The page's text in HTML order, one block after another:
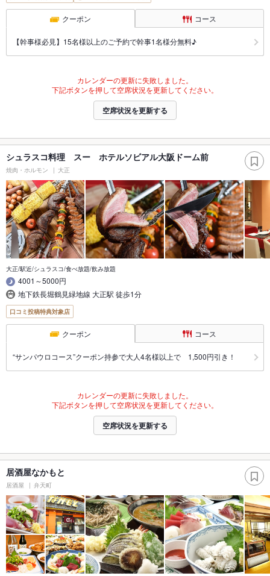
クーポン コース
【幹事様必見】15名様以上のご予約で幹事1名様分無料♪
カレンダーの更新に失敗しました。
下記ボタンを押して空席状況を更新してください。
空席状況を更新する
シュラスコ料理 スー ホテルソビアル大阪ドーム前
焼肉・ホルモン 大正
大正/駅近/シュラスコ/食べ放題/飲み放題
4001～5000円
地下鉄長堀鶴見緑地線 大正駅 徒歩1分
口コミ投稿特典対象店
クーポン コース
“サンパウロコース”クーポン持参で大人4名様以上で 1,500円引き！
カレンダーの更新に失敗しました。
下記ボタンを押して空席状況を更新してください。
空席状況を更新する
居酒屋なかもと
居酒屋 弁天町